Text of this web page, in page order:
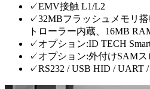
✓EMV接触 L1/L2
✓32MBフラッシュメモリ
トローラー内蔵、16MB
✓オプション:ID TECH
✓オプション:外付けSAMス
✓RS232 / USB HID / UART